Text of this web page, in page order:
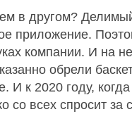
в другом?
приложение.
компании. И на
обрели
И к 2020 году,
со всех спросит за